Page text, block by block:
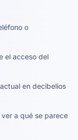
o
el acceso del
en decibelios
a qué se parece